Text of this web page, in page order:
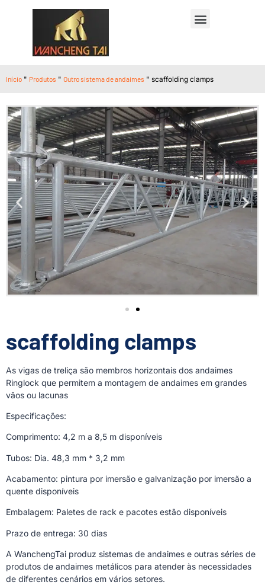
Início " Produtos " Outro sistema de andaimes " scaffolding clamps
scaffolding clamps
As vigas de treliça são membros horizontais dos andaimes
Ringlock que permitem a montagem de andaimes em grandes
vãos ou lacunas
Especificações:
Comprimento: 4,2 m a 8,5 m disponíveis
Tubos: Dia. 48,3 mm * 3,2 mm
Acabamento: pintura por imersão e galvanização por imersão a
quente disponíveis
Embalagem: Paletes de rack e pacotes estão disponíveis
Prazo de entrega: 30 dias
A WanchengTai produz sistemas de andaimes e outras séries de
produtos de andaimes metálicos para atender às necessidades
de diferentes cenários em vários setores.